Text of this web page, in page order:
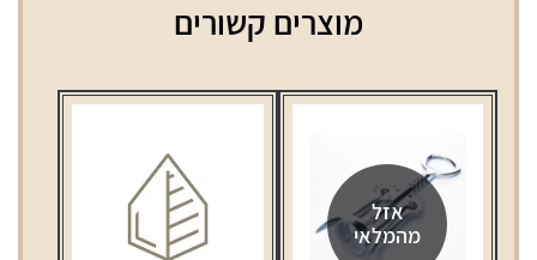
מוצרים קשורים
אזל
מהמלאי